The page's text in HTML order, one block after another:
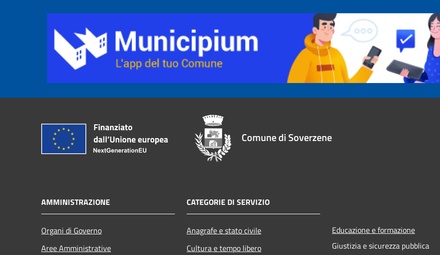
Comune di Soverzene
AMMINISTRAZIONE
Organi di Governo
Aree Amministrative
CATEGORIE DI SERVIZIO
Anagrafe e stato civile
Cultura e tempo libero
Educazione e formazione
Giustizia e sicurezza pubblica